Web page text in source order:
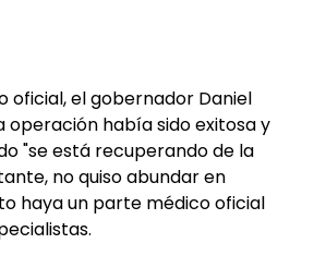
oficial, el gobernador Daniel
operación había sido exitosa y
"se está recuperando de la
no quiso abundar en
haya un parte médico oficial